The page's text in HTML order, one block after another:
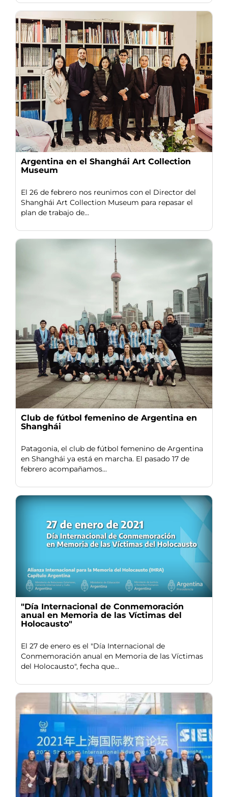
Argentina en el Shanghái Art Collection
Museum
El 26 de febrero nos reunimos con el Director del
Shanghái Art Collection Museum para repasar el
plan de trabajo de...
Club de fútbol femenino de Argentina en
Shanghái
Patagonia, el club de fútbol femenino de Argentina
en Shanghái ya está en marcha. El pasado 17 de
febrero acompañamos...
"Día Internacional de Conmemoración
anual en Memoria de las Víctimas del
Holocausto"
El 27 de enero es el "Día Internacional de
Conmemoración anual en Memoria de las Víctimas
del Holocausto", fecha que...